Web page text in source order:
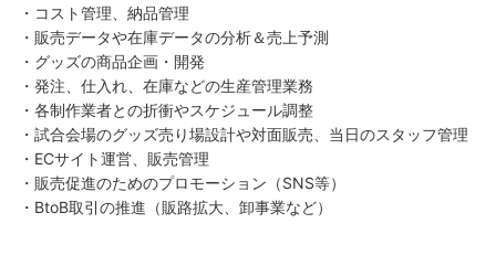
・コスト管理、納品管理
・販売データや在庫データの分析＆売上予測
・グッズの商品企画・開発
・発注、仕入れ、在庫などの生産管理業務
・各制作業者との折衝やスケジュール調整
・試合会場のグッズ売り場設計や対面販売、当日のスタッフ管理
・ECサイト運営、販売管理
・販売促進のためのプロモーション（SNS等）
・BtoB取引の推進（販路拡大、卸事業など）